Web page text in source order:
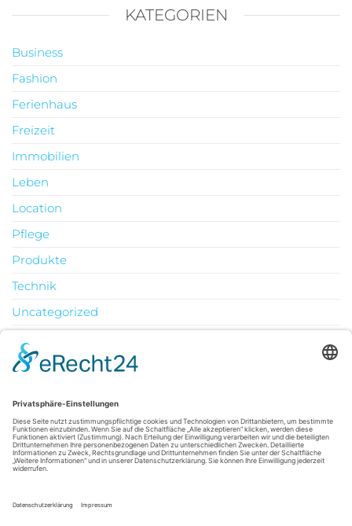
KATEGORIEN
Business
Fashion
Ferienhaus
Freizeit
Immobilien
Leben
Location
Pflege
Produkte
Technik
Uncategorized
M
D
1
2
3
4 5 6 7 8
9
17
18 19